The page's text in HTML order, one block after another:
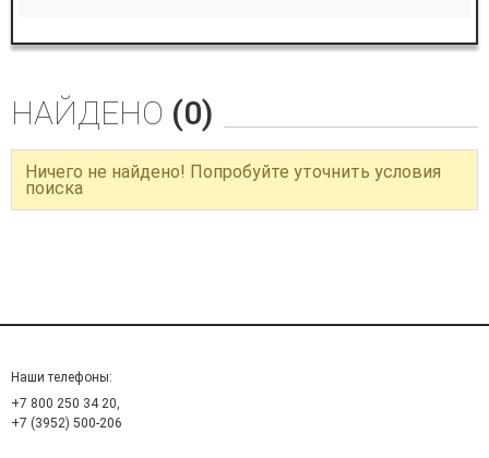
НАЙДЕНО (0)
Ничего не найдено! Попробуйте уточнить условия
поиска
Наши телефоны:
+7 800 250 34 20,
+7 (3952) 500-206